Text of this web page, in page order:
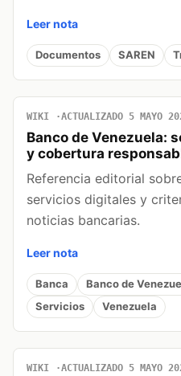
Leer nota
Documentos SAREN
WIKI ACTUALIZADO 5 MAYO
Banco de Venezuela:
y cobertura
Referencia editorial
servicios digitales y
noticias bancarias.
Leer nota
Banca Banco de
Servicios
Venezuela
WIKI ACTUALIZADO 5 MAYO